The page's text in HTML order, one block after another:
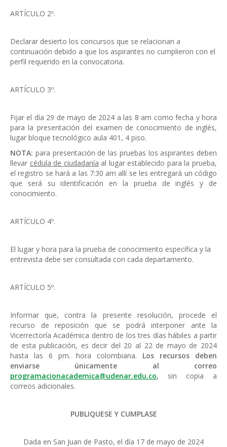
ARTÍCULO 2º.
Declarar desierto los concursos que se relacionan a
continuación debido a que los aspirantes no cumplieron con el
perfil requerido en la convocatoria.
ARTÍCULO 3º.
Fijar el día 29 de mayo de 2024 a las 8 am como fecha y hora
para la presentación del examen de conocimiento de inglés,
lugar bloque tecnológico aula 401, 4 piso.
NOTA: para presentación de las pruebas los aspirantes deben
llevar cédula de ciudadanía al lugar establecido para la prueba,
el registro se hará a las 7:30 am allí se les entregará un código
que será su identificación en la prueba de inglés y de
conocimiento.
ARTÍCULO 4º.
El lugar y hora para la prueba de conocimiento específica y la
entrevista debe ser consultada con cada departamento.
ARTÍCULO 5º.
Informar que, contra la presente resolución, procede el
recurso de reposición que se podrá interponer ante la
Vicerrectoría Académica dentro de los tres días hábiles a partir
de esta publicación, es decir del 20 al 22 de mayo de 2024
hasta las 6 pm. hora colombiana. Los recursos deben
enviarse únicamente al correo
programacionacademica@udenar.edu.co, sin copia a
correos adicionales.
PUBLIQUESE Y CUMPLASE
Dada en San Juan de Pasto, el día 17 de mayo de 2024